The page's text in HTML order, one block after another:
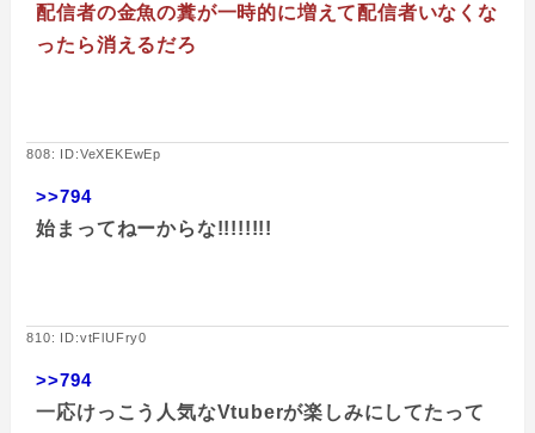
配信者の金魚の糞が一時的に増えて配信者いなくな
ったら消えるだろ
808: ID:VeXEKEwEp
>>794
始まってねーからな!!!!!!!!
810: ID:vtFlUFry0
>>794
一応けっこう人気なVtuberが楽しみにしてたって